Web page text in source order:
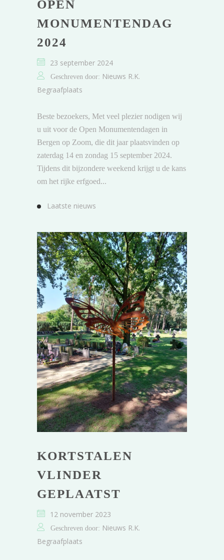
OPEN
MONUMENTENDAG
2024
23 september 2024
Geschreven door: Nieuws R.K.
Begraafplaats
Beste bezoekers, Met veel plezier nodigen wij
u uit voor de Open Monumentendagen in
Bergen op Zoom, die dit jaar plaatsvinden op
zaterdag 14 en zondag 15 september 2024.
Tijdens dit bijzondere weekend krijgt u de kans
om het rijke erfgoed...
Laatste nieuws
KORTSTALEN
VLINDER
GEPLAATST
12 november 2023
Geschreven door: Nieuws R.K.
Begraafplaats